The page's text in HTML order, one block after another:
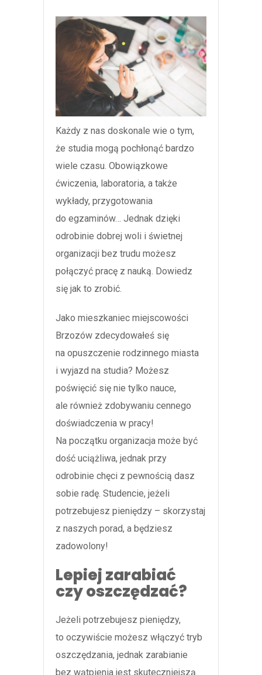
Każdy z nas doskonale wie o tym,
że studia mogą pochłonąć bardzo
wiele czasu. Obowiązkowe
ćwiczenia, laboratoria, a także
wykłady, przygotowania
do egzaminów… Jednak dzięki
odrobinie dobrej woli i świetnej
organizacji bez trudu możesz
połączyć pracę z nauką. Dowiedz
się jak to zrobić.
Jako mieszkaniec miejscowości
Brzozów zdecydowałeś się
na opuszczenie rodzinnego miasta
i wyjazd na studia? Możesz
poświęcić się nie tylko nauce,
ale również zdobywaniu cennego
doświadczenia w pracy!
Na początku organizacja może być
dość uciążliwa, jednak przy
odrobinie chęci z pewnością dasz
sobie radę. Studencie, jeżeli
potrzebujesz pieniędzy – skorzystaj
z naszych porad, a będziesz
zadowolony!
Lepiej zarabiać
czy oszczędzać?
Jeżeli potrzebujesz pieniędzy,
to oczywiście możesz włączyć tryb
oszczędzania, jednak zarabianie
bez wątpienia jest skuteczniejszą